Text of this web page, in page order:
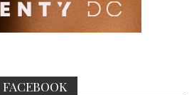
FACEBOOK